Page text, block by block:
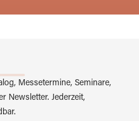
Messetermine, Seminare,
Newsletter. Jederzeit,